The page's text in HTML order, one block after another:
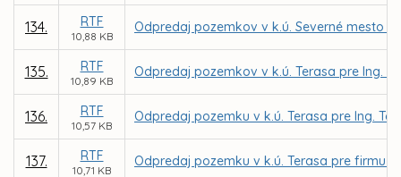
134. RTF
10,88 KB
Odpredaj pozemkov v k.ú. Severné mesto
135. RTF
10,89 KB
Odpredaj pozemkov v k.ú. Terasa pre Ing.
136. RTF
10,57 KB
Odpredaj pozemku v k.ú. Terasa pre Ing.
137. RTF
10,71 KB
Odpredaj pozemku v k.ú. Terasa pre firmu